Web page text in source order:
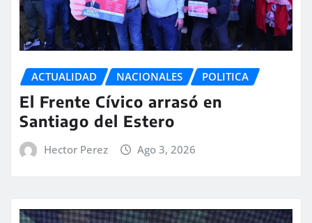
ACTUALIDAD NACIONALES POLITICA
El Frente Cívico arrasó en
Santiago del Estero
Hector Perez Ago 3, 2026